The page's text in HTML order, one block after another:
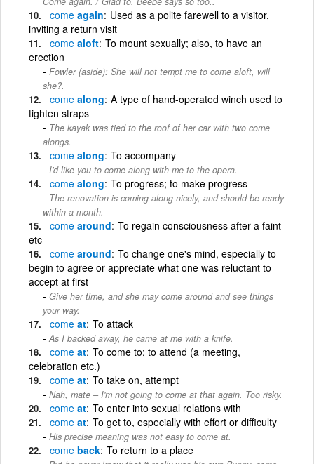
come again Used as a polite farewell to a visitor,
inviting a return visit
come aloft To mount sexually; also, to have an
erection
Fowler (aside): She will not tempt me to come aloft, will
she?.
come along A type of hand-operated winch used to
tighten straps
The kayak was tied to the roof of her car with two come
alongs.
come along To accompany
I'd like you to come along with me to the opera.
come along To progress; to make progress
The renovation is coming along nicely, and should be ready
within a month.
come around To regain consciousness after a faint
etc
come around To change one's mind, especially to
begin to agree or appreciate what one was reluctant to
accept at first
Give her time, and she may come around and see things
your way.
come at To attack
As I backed away, he came at me with a knife.
come at To come to; to attend (a meeting,
celebration etc.)
come at To take on, attempt
Nah, mate – I'm not going to come at that again. Too risky.
come at To enter into sexual relations with
come at To get to, especially with effort or difficulty
His precise meaning was not easy to come at.
come back To return to a place